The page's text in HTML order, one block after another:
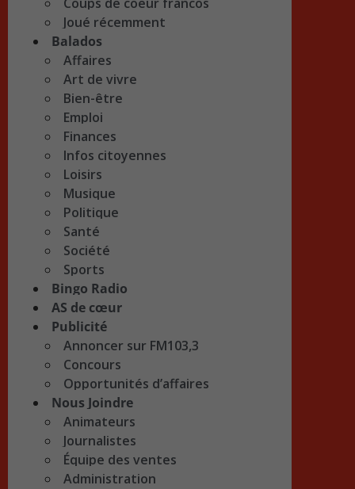
Joué récemment
Balados
Affaires
Art de vivre
Bien-être
Emploi
Finances
Infos citoyennes
Loisirs
Musique
Politique
Santé
Société
Sports
Bingo Radio
AS de cœur
Publicité
Annoncer sur FM103,3
Concours
Opportunités d’affaires
Nous Joindre
Animateurs
Journalistes
Équipe des ventes
Administration